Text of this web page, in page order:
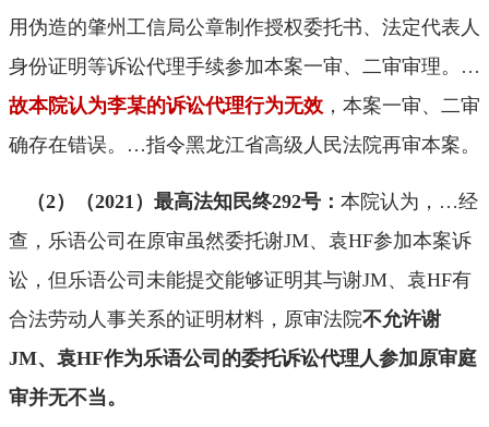
用伪造的肇州工信局公章制作授权委托书、法定代表人
身份证明等诉讼代理手续参加本案一审、二审审理。 …
故本院认为李某的诉讼代理行为无效 ，本案一审、二审
确存在错误。 …指令黑龙江省高级人民法院再审本案。
（2）（2021 ）最高法知民终292号： 本院认为， …经
查，乐语公司在原审虽然委托谢JM、袁HF参加本案诉
讼，但乐语公司未能提交能够证明其与谢JM、袁HF有
合法劳动人事关系的证明材料，原审法院不允许谢
JM、袁HF作为乐语公司的委托诉讼代理人参加原审庭
审并无不当 。